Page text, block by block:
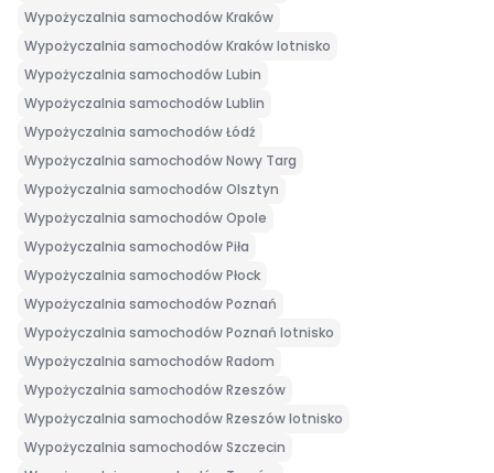
Wypożyczalnia samochodów Kraków
Wypożyczalnia samochodów Kraków lotnisko
Wypożyczalnia samochodów Lubin
Wypożyczalnia samochodów Lublin
Wypożyczalnia samochodów Łódź
Wypożyczalnia samochodów Nowy Targ
Wypożyczalnia samochodów Olsztyn
Wypożyczalnia samochodów Opole
Wypożyczalnia samochodów Piła
Wypożyczalnia samochodów Płock
Wypożyczalnia samochodów Poznań
Wypożyczalnia samochodów Poznań lotnisko
Wypożyczalnia samochodów Radom
Wypożyczalnia samochodów Rzeszów
Wypożyczalnia samochodów Rzeszów lotnisko
Wypożyczalnia samochodów Szczecin